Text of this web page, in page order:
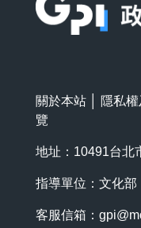
關於本站 隱私
覽
地址：10491台北
指導單位：文化部
客服信箱：